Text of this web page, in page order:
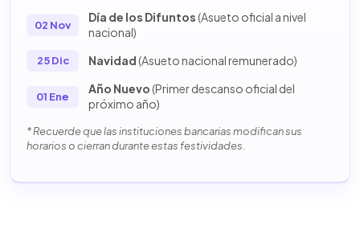
02 Nov
Día de los Difuntos(Asueto oficial a nivel
nacional)
25 Dic Navidad(Asueto nacional remunerado)
01 Ene
Año Nuevo(Primer descanso oficial del
próximo año)
* Recuerde que las instituciones bancarias modifican sus
horarios o cierran durante estas festividades.